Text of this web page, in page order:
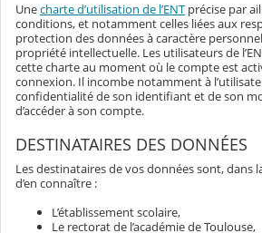
Unecharte d’utilisation de l’ENT précise par
conditions, et notamment celles liées aux
protection des données à caractère
propriété intellectuelle. Les utilisateurs de
cette charte au moment où le compte est
connexion. Il incombe notamment à
confidentialité de son identifiant et de son
d’accéder à son compte.
DESTINATAIRES DES DONNÉES
Les destinataires de vos données sont, dans
d’en connaître :
L’établissement scolaire,
Le rectorat de l’académie de Toulouse,